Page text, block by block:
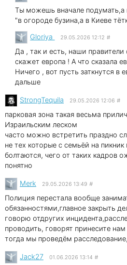
Ты можешь вначале подумать,а
"в огороде бузина,а в Киеве
Gloriya 29.05.2026 12:12 #
Да , так и есть, наши правители
скажет европа ! А что сказала
Ничего , вот пусть заткнутся в
дальше
StrongTequila 29.05.2026 12:06 #
парковая зона такая весьма
Израильским леском
часто можно встретить праздно
не тех которые с семьёй на
болтаются, чего от таких кадров
понятно
Merk 29.05.2026 13:49 #
Полиция перестала вообще
обязанностями,главное закрыть
говорю отдругих
проводить, говорят принесите
тогда мы проведём
Jack27 01.06.2026 13:14 #